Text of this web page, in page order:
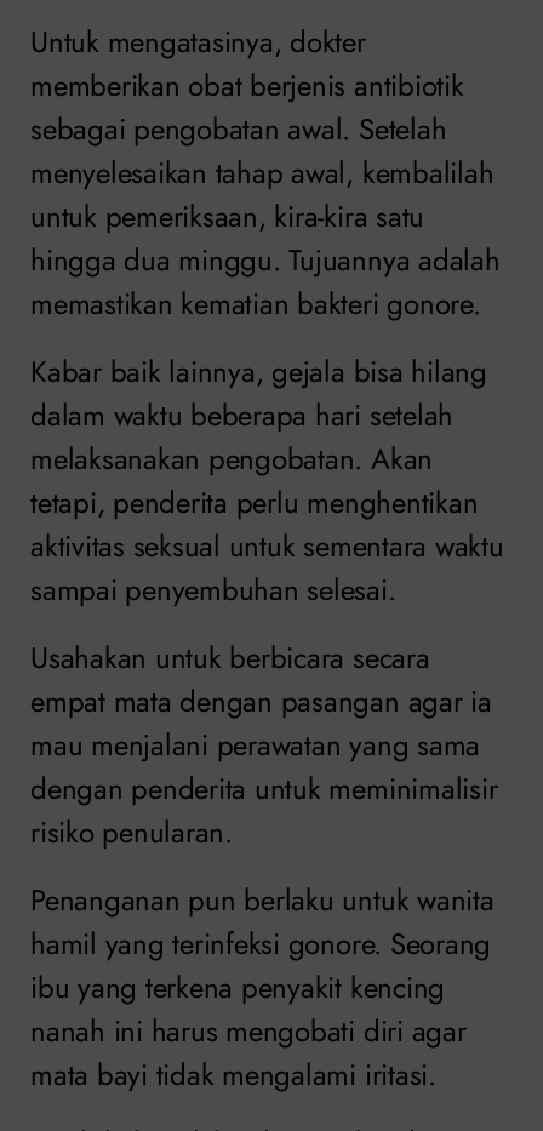
Untuk mengatasinya, dokter
memberikan obat berjenis antibiotik
sebagai pengobatan awal. Setelah
menyelesaikan tahap awal, kembalilah
untuk pemeriksaan, kira-kira satu
hingga dua minggu. Tujuannya adalah
memastikan kematian bakteri gonore.
Kabar baik lainnya, gejala bisa hilang
dalam waktu beberapa hari setelah
melaksanakan pengobatan. Akan
tetapi, penderita perlu menghentikan
aktivitas seksual untuk sementara waktu
sampai penyembuhan selesai.
Usahakan untuk berbicara secara
empat mata dengan pasangan agar ia
mau menjalani perawatan yang sama
dengan penderita untuk meminimalisir
risiko penularan.
Penanganan pun berlaku untuk wanita
hamil yang terinfeksi gonore. Seorang
ibu yang terkena penyakit kencing
nanah ini harus mengobati diri agar
mata bayi tidak mengalami iritasi.